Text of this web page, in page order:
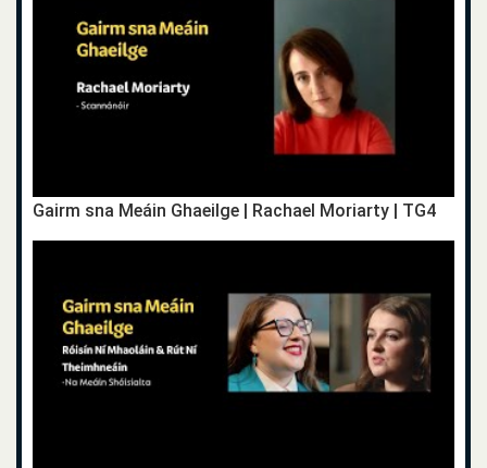
Gairm sna Meáin Ghaeilge | Rachael Moriarty | TG4